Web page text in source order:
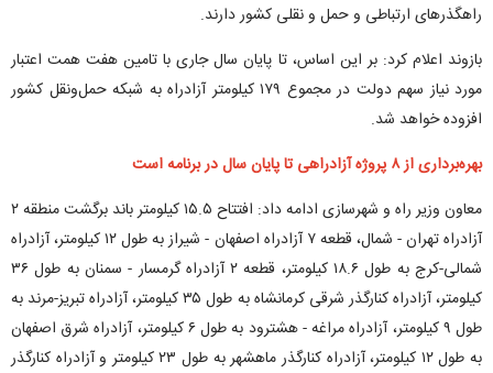
راهگذرهای ارتباطی و حمل و نقلی کشور دارند.
بازوند اعلام کرد:‌ بر این اساس، تا پایان سال جاری با تامین هفت همت اعتبار
مورد نیاز سهم دولت در مجموع ۱۷۹ کیلومتر آزادراه به شبکه حمل‌ونقل کشور
افزوده خواهد شد.
بهره‌برداری از ۸ پروژه آزادراهی تا پایان سال در برنامه است
معاون وزیر راه و شهرسازی ادامه داد: افتتاح ۱۵.۵ کیلومتر باند برگشت منطقه ۲
آزادراه تهران - شمال، قطعه ۷ آزادراه اصفهان - شیراز به طول ۱۲ کیلومتر، آزادراه
شمالی-کرج به طول ۱۸.۶ کیلومتر، قطعه ۲ آزادراه گرمسار - سمنان به طول ۳۶
کیلومتر، آزادراه کنارگذر شرقی کرمانشاه به طول ۳۵ کیلومتر، آزادراه تبریز-مرند به
طول ۹ کیلومتر، آزادراه مراغه - هشترود به طول ۶ کیلومتر، آزادراه شرق اصفهان
به طول ۱۲ کیلومتر، آزادراه کنارگذر ماهشهر به طول ۲۳ کیلومتر و آزادراه کنارگذر